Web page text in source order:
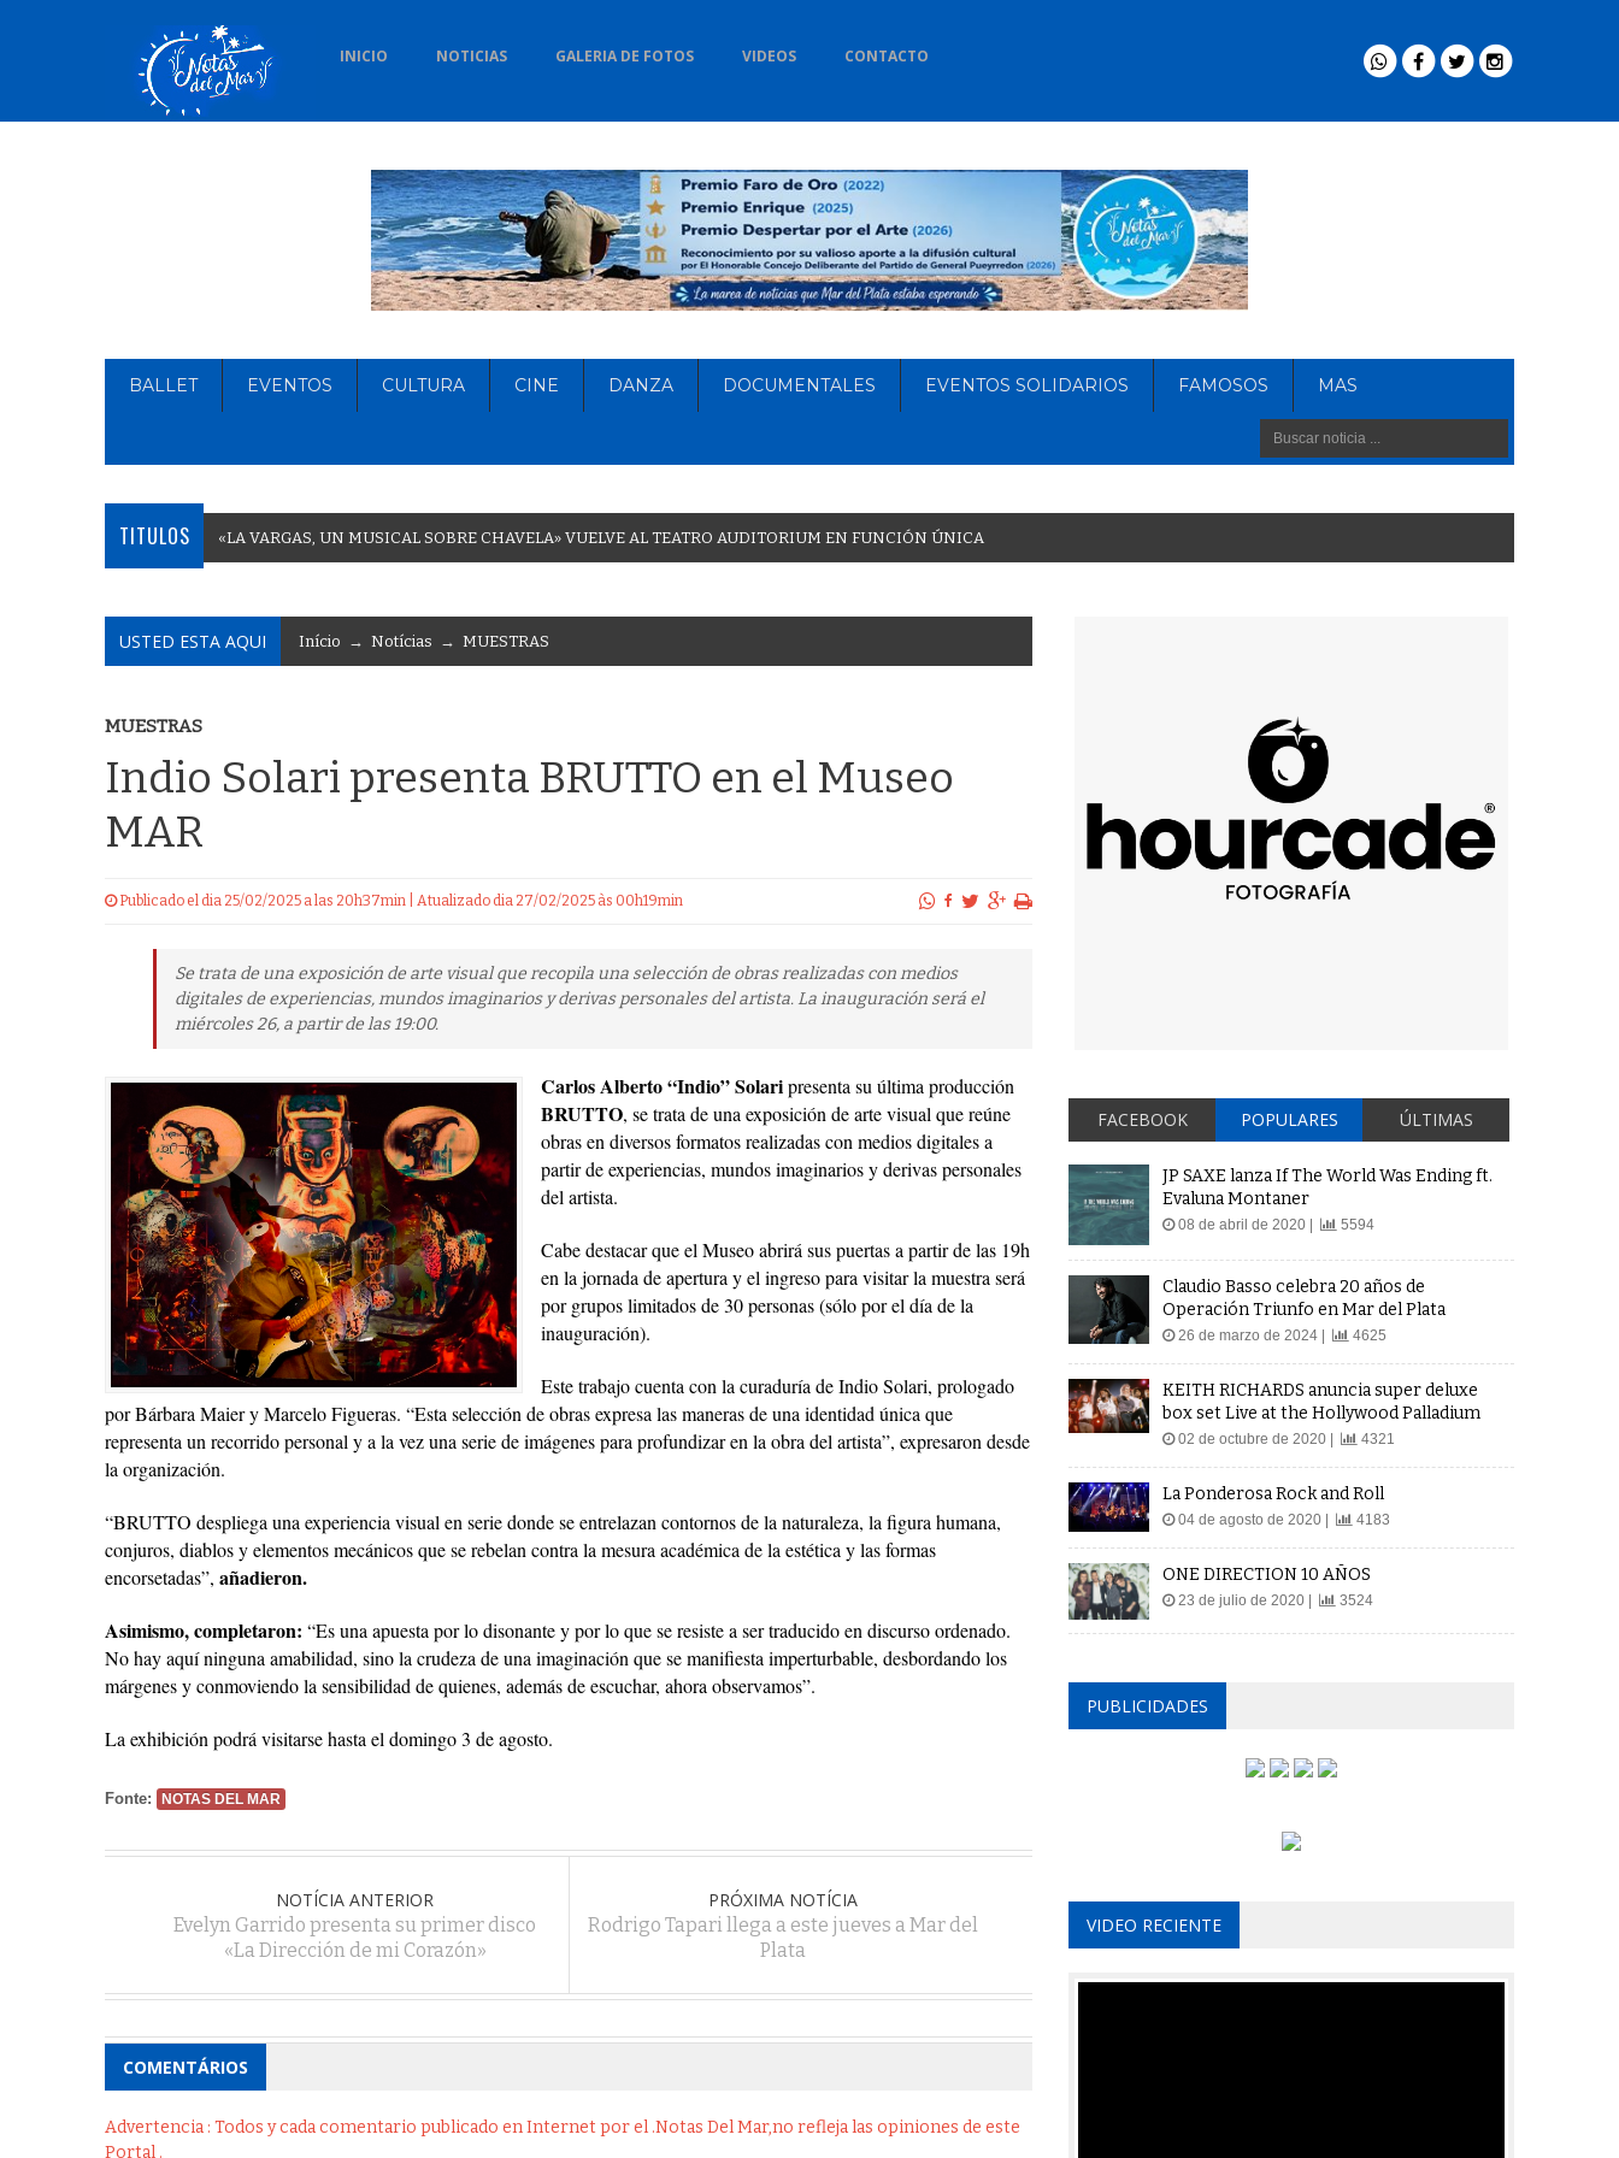
INICIO NOTICIAS GALERIA DE FOTOS VIDEOS CONTACTO
BALLET EVENTOS CULTURA CINE DANZA DOCUMENTALES EVENTOS SOLIDARIOS FAMOSOS MAS
TITULOS «LA VARGAS, UN MUSICAL SOBRE CHAVELA» VUELVE AL TEATRO AUDITORIUM EN FUNCIÓN ÚNICA
USTED ESTA AQUI Início → Notícias → MUESTRAS
MUESTRAS
Indio Solari presenta BRUTTO en el Museo
MAR
Publicado el dia 25/02/2025 a las 20h37min | Atualizado dia 27/02/2025 às 00h19min
Se trata de una exposición de arte visual que recopila una selección de obras realizadas con medios
digitales de experiencias, mundos imaginarios y derivas personales del artista. La inauguración será el
miércoles 26, a partir de las 19:00.
Carlos Alberto “Indio” Solaripresenta su última producción
BRUTTO, se trata de una exposición de arte visual que reúne
obras en diversos formatos realizadas con medios digitales a
partir de experiencias, mundos imaginarios y derivas personales
del artista.
Cabe destacar que el Museo abrirá sus puertas a partir de las 19h
en la jornada de apertura y el ingreso para visitar la muestra será
por grupos limitados de 30 personas (sólo por el día de la
inauguración).
Este trabajo cuenta con la curaduría de Indio Solari, prologado
por Bárbara Maier y Marcelo Figueras. “Esta selección de obras expresa las maneras de una identidad única que
representa un recorrido personal y a la vez una serie de imágenes para profundizar en la obra del artista”, expresaron desde
la organización.
“BRUTTO despliega una experiencia visual en serie donde se entrelazan contornos de la naturaleza, la figura humana,
conjuros, diablos y elementos mecánicos que se rebelan contra la mesura académica de la estética y las formas
encorsetadas”, añadieron.
Asimismo, completaron: “Es una apuesta por lo disonante y por lo que se resiste a ser traducido en discurso ordenado.
No hay aquí ninguna amabilidad, sino la crudeza de una imaginación que se manifiesta imperturbable, desbordando los
márgenes y conmoviendo la sensibilidad de quienes, además de escuchar, ahora observamos”.
La exhibición podrá visitarse hasta el domingo 3 de agosto.
Fonte: NOTAS DEL MAR
NOTÍCIA ANTERIOR
Evelyn Garrido presenta su primer disco
«La Dirección de mi Corazón»
PRÓXIMA NOTÍCIA
Rodrigo Tapari llega a este jueves a Mar del
Plata
COMENTÁRIOS
Advertencia : Todos y cada comentario publicado en Internet por el .Notas Del Mar,no refleja las opiniones de este
Portal .
FACEBOOK POPULARES ÚLTIMAS
JP SAXE lanza If The World Was Ending ft.
Evaluna Montaner
08 de abril de 2020 | 5594
Claudio Basso celebra 20 años de
Operación Triunfo en Mar del Plata
26 de marzo de 2024 | 4625
KEITH RICHARDS anuncia super deluxe
box set Live at the Hollywood Palladium
02 de octubre de 2020 | 4321
La Ponderosa Rock and Roll
04 de agosto de 2020 | 4183
ONE DIRECTION 10 AÑOS
23 de julio de 2020 | 3524
PUBLICIDADES
VIDEO RECIENTE